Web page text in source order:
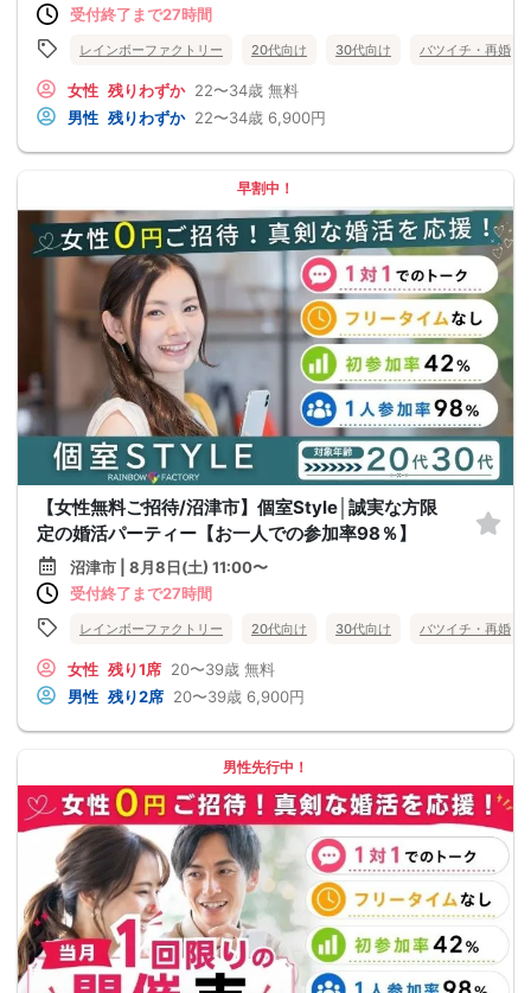
受付終了まで27時間
レインボーファクトリー 20代向け 30代向け バツイチ・再婚
女性 残りわずか 22〜34歳 無料
男性 残りわずか 22〜34歳 6,900円
早割中！
【女性無料ご招待/沼津市】個室Style│誠実な方限
定の婚活パーティー【お一人での参加率98％】
沼津市 | 8月8日(土) 11:00〜
受付終了まで27時間
レインボーファクトリー 20代向け 30代向け バツイチ・再婚
女性 残り1席 20〜39歳 無料
男性 残り2席 20〜39歳 6,900円
男性先行中！